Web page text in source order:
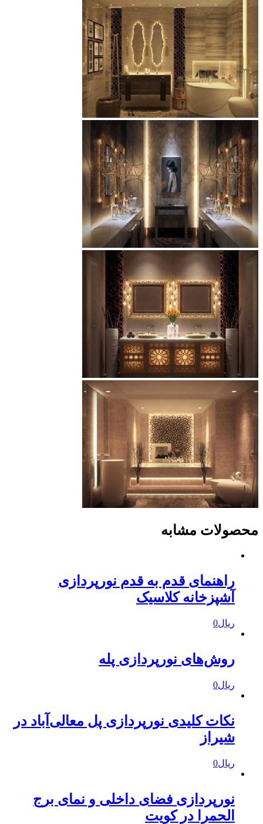
مشابه
راهنمای قدم به قدم نورپردازی
آشپزخانه کلاسیک
ریال0
روش‌های نورپردازی پله
ریال0
نکات کلیدی نورپردازی پل معالی‌آباد در
شیراز
ریال0
نورپردازی فضای داخلی و نمای برج
الحمرا در کویت